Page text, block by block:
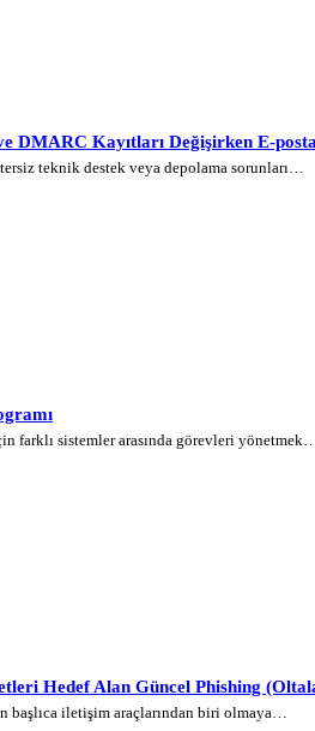
DMARC Kayıtları Değişirken E-
teknik destek veya depolama sorunları…
farklı sistemler arasında görevleri
Hedef Alan Güncel Phishing
başlıca iletişim araçlarından biri olmaya…